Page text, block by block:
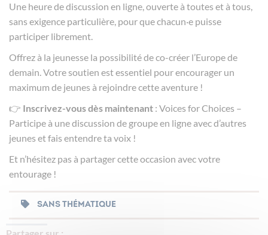
Une heure de discussion en ligne, ouverte à toutes et à tous,
sans exigence particulière, pour que chacun·e puisse
participer librement.
Offrez à la jeunesse la possibilité de co-créer l’Europe de
demain. Votre soutien est essentiel pour encourager un
maximum de jeunes à rejoindre cette aventure !
👉 Inscrivez-vous dès maintenant : Voices for Choices –
Participe à une discussion de groupe en ligne avec d’autres
jeunes et fais entendre ta voix !
Et n’hésitez pas à partager cette occasion avec votre
entourage !
SANS THÉMATIQUE